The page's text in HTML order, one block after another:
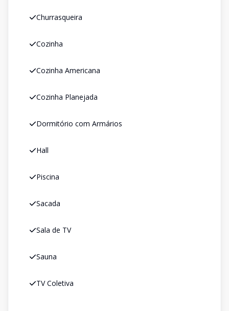
Churrasqueira
Cozinha
Cozinha Americana
Cozinha Planejada
Dormitório com Armários
Hall
Piscina
Sacada
Sala de TV
Sauna
TV Coletiva